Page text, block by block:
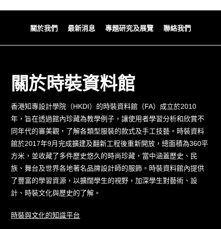
關於我們 最新消息 專題研究及展覽 聯絡我們
關於時裝資料館
香港知專設計學院（HKDI）的時裝資料館（FA）成立於2010
年，旨在透過館內珍藏為教學例子，讓使用者學習分析和欣賞不
同年代的審美觀，了解各類型服裝的款式及手工技藝。時裝資料
館於2017年9月完成擴建及翻新工程後重新開放，總面積為360平
方米，並收藏了多件歷史悠久的時尚珍藏，當中涵蓋歷史、民
族、舞台及世界各地著名品牌設計師的服飾。時裝資料館內提供
了豐富的學習資源，以擴闊學生的視野，加深學生對藝術、設
計、時裝文化與歷史的了解。
時裝與文化的知識平台